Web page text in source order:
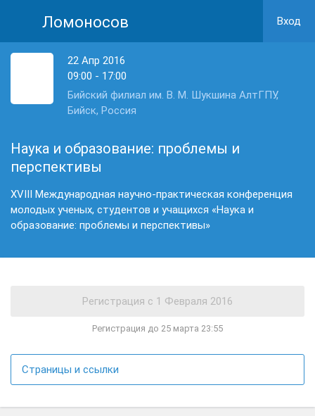
Ломоносов Вход
22 Апр 2016
09:00 - 17:00
Бийский филиал им. В. М. Шукшина АлтГПУ,
Бийск, Россия
Наука и образование: проблемы и
перспективы
XVIII Международная научно-практическая конференция
молодых ученых, студентов и учащихся «Наука и
образование: проблемы и перспективы»
Регистрация до 25 марта 23:55
Страницы и ссылки